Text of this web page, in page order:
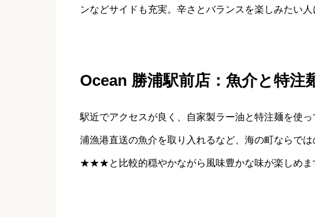
ンなどサイドも充実。辛さとバランスを楽しみたい人
Ocean 勝浦駅前店：魚介と特注
駅近でアクセスが良く、自家製ラー油と特注麺を使
浦漁港直送の魚介を取り入れるなど、海の町ならで
★★★と比較的穏やかながら風味豊かな味が楽しめま